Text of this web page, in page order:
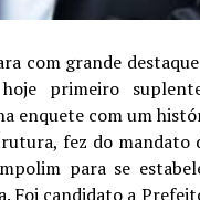
com grande
primeiro
enquete com um
fez do mandato
para se
Foi candidato a